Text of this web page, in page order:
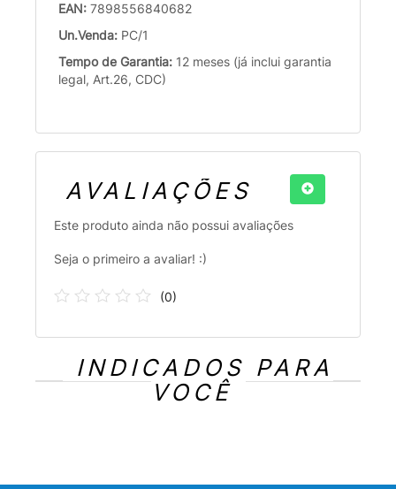
EAN: 7898556840682
Un.Venda: PC/1
Tempo de Garantia: 12 meses (já inclui garantia
legal, Art.26, CDC)
AVALIAÇÕES
Este produto ainda não possui avaliações
Seja o primeiro a avaliar! :)
(0)
INDICADOS PARA
VOCÊ